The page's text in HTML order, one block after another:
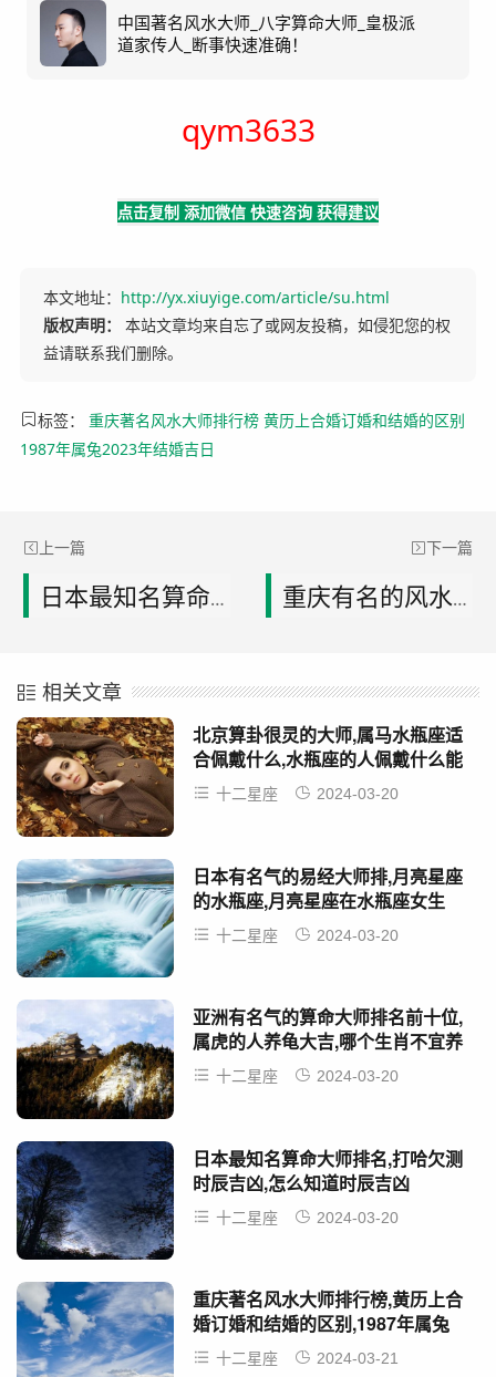
中国著名风水大师_八字算命大师_皇极派
道家传人_断事快速准确！
qym3633
点击复制 添加微信 快速咨询 获得建议
本文地址： http://yx.xiuyige.com/article/su.html
版权声明：
本站文章均来自忘了或网友投稿，如侵犯您的权
益请联系我们删除。
标签： 重庆著名风水大师排行榜 黄历上合婚订婚和结婚的区别
1987年属兔2023年结婚吉日
上一篇
日本最知名算命大师排名,打哈欠测时辰吉凶,怎么知道时辰吉凶
下一篇
重庆有名的风水大师是谁,属猪的跟属狗的合吗,属马和属猪的合不合
相关文章
北京算卦很灵的大师,属马水瓶座适
合佩戴什么,水瓶座的人佩戴什么能
招财十二星座 2024-03-20
日本有名气的易经大师排,月亮星座
的水瓶座,月亮星座在水瓶座女生
十二星座 2024-03-20
亚洲有名气的算命大师排名前十位,
属虎的人养龟大吉,哪个生肖不宜养
龟 十二星座 2024-03-20
日本最知名算命大师排名,打哈欠测
时辰吉凶,怎么知道时辰吉凶
十二星座 2024-03-20
重庆著名风水大师排行榜,黄历上合
婚订婚和结婚的区别,1987年属兔
2024年结婚吉日
十二星座 2024-03-21